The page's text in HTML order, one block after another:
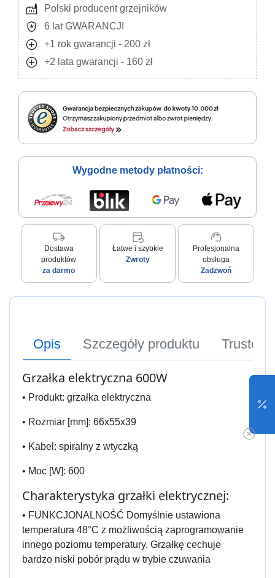
factory Polski producent grzejników
local_police 6 lat GWARANCJI
add_circle +1 rok gwarancji - 200 zł
add_circle +2 lata gwarancji - 160 zł
Wygodne metody płatności:
local_shipping
Dostawa
produktów
za darmo
event_repeat
Łatwe i szybkie
Zwroty
support_agent
Profesjonalna
obsługa
Zadzwoń
Opis Szczegóły produktu Trusted
Grzałka elektryczna 600W
• Produkt: grzałka elektryczna
• Rozmiar [mm]: 66x55x39
• Kabel: spiralny z wtyczką
• Moc [W]: 600
Charakterystyka grzałki elektrycznej:
• FUNKCJONALNOŚĆ Domyślnie ustawiona
temperatura 48°C z możliwością zaprogramowanie
innego poziomu temperatury. Grzałkę cechuje
bardzo niski pobór prądu w trybie czuwania